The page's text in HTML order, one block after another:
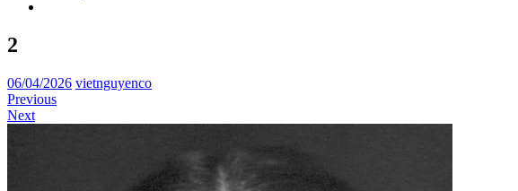
2
06/04/2026 vietnguyenco
Previous
Next